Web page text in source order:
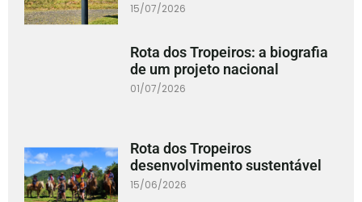
15/07/2026
Rota dos Tropeiros: a biografia
de um projeto nacional
01/07/2026
Rota dos Tropeiros
desenvolvimento sustentável
15/06/2026